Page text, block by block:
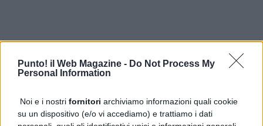
Punto! il Web Magazine - Do Not Process My
Personal Information
Noi e i nostri fornitori archiviamo informazioni quali cookie
su un dispositivo (e/o vi accediamo) e trattiamo i dati